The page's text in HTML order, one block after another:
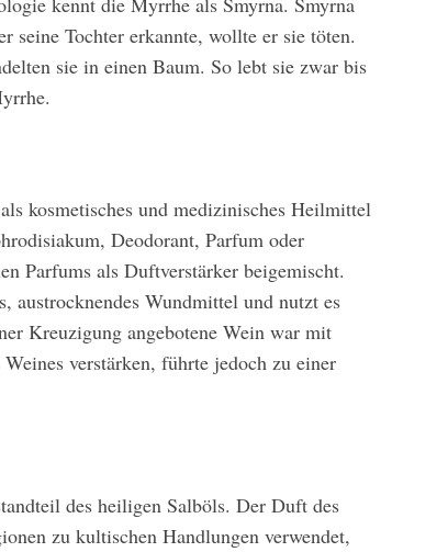
seine Tochter erkannte, wollte er sie töten.
sie in einen Baum. So lebt sie zwar bis
kosmetisches und medizinisches Heilmittel
Deodorant, Parfum oder
Parfums als Duftverstärker beigemischt.
austrocknendes Wundmittel und nutzt es
Kreuzigung angebotene Wein war mit
verstärken, führte jedoch zu einer
des heiligen Salböls. Der Duft des
zu kultischen Handlungen verwendet,